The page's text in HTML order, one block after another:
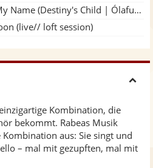
(Destiny's Child | Ólafur Arnalds Cover)
(live// loft session)
d
Kombination, die
bekommt. Rabeas Musik
aus: Sie singt und
– mal mit gezupften, mal mit